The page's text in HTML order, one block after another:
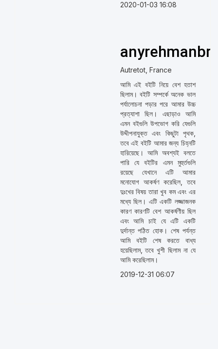
2020-01-03 16:08
Autretot, France
আমি এই বইটি নিয়ে বেশ হতাশ
ছিলাম। বইটি সম্পর্কে অনেক ভাল
পর্যালোচনা পড়ার পরে আমার উচ্চ
প্রত্যাশা ছিল। এছাড়াও আমি
এমন বইগুলি উপভোগ করি যেগুলি
উদ্দীপনাযুক্ত এবং কিছুটা পৃথক,
তবে এই বইটি আমার জন্য চিহ্নটি
হারিয়েছে। আমি অবশ্যই বলতে
পারি যে বইটির এমন মুহুর্তগুলি
রয়েছে যেখানে এটি আমার
মনোযোগ আকর্ষণ করেছিল, তবে
দুঃখের বিষয় তারা খুব কম এবং এর
মধ্যে ছিল। এটি একটি লজ্জাজনক
কারণ কারণটি বেশ আকর্ষণীয় ছিল
এবং আমি চাই যে এটি একটি
দুর্দান্ত পঠিত হোক। শেষ পর্যন্ত
আমি বইটি শেষ করতে বাধ্য
হয়েছিলাম, তবে খুশী ছিলাম না যে
আমি করেছিলাম।
2019-12-31 06:07